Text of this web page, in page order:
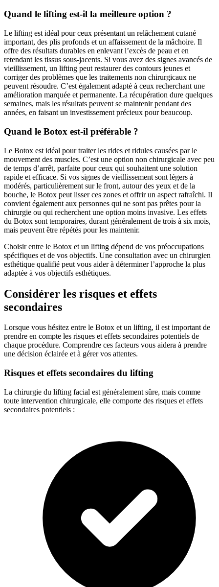
Quand le lifting est-il la meilleure option ?
Le lifting est idéal pour ceux présentant un relâchement cutané
important, des plis profonds et un affaissement de la mâchoire. Il
offre des résultats durables en enlevant l’excès de peau et en
retendant les tissus sous-jacents. Si vous avez des signes avancés de
vieillissement, un lifting peut restaurer des contours jeunes et
corriger des problèmes que les traitements non chirurgicaux ne
peuvent résoudre. C’est également adapté à ceux recherchant une
amélioration marquée et permanente. La récupération dure quelques
semaines, mais les résultats peuvent se maintenir pendant des
années, en faisant un investissement précieux pour beaucoup.
Quand le Botox est-il préférable ?
Le Botox est idéal pour traiter les rides et ridules causées par le
mouvement des muscles. C’est une option non chirurgicale avec peu
de temps d’arrêt, parfaite pour ceux qui souhaitent une solution
rapide et efficace. Si vos signes de vieillissement sont légers à
modérés, particulièrement sur le front, autour des yeux et de la
bouche, le Botox peut lisser ces zones et offrir un aspect rafraîchi. Il
convient également aux personnes qui ne sont pas prêtes pour la
chirurgie ou qui recherchent une option moins invasive. Les effets
du Botox sont temporaires, durant généralement de trois à six mois,
mais peuvent être répétés pour les maintenir.
Choisir entre le Botox et un lifting dépend de vos préoccupations
spécifiques et de vos objectifs. Une consultation avec un chirurgien
esthétique qualifié peut vous aider à déterminer l’approche la plus
adaptée à vos objectifs esthétiques.
Considérer les risques et effets
secondaires
Lorsque vous hésitez entre le Botox et un lifting, il est important de
prendre en compte les risques et effets secondaires potentiels de
chaque procédure. Comprendre ces facteurs vous aidera à prendre
une décision éclairée et à gérer vos attentes.
Risques et effets secondaires du lifting
La chirurgie du lifting facial est généralement sûre, mais comme
toute intervention chirurgicale, elle comporte des risques et effets
secondaires potentiels :